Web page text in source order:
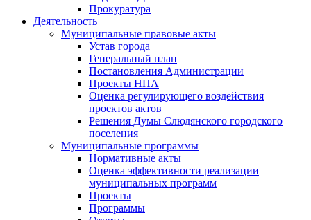
Прокуратура
Деятельность
Муниципальные правовые акты
Устав города
Генеральный план
Постановления Администрации
Проекты НПА
Оценка регулирующего воздействия
проектов актов
Решения Думы Слюдянского городского
поселения
Муниципальные программы
Нормативные акты
Оценка эффективности реализации
муниципальных программ
Проекты
Программы